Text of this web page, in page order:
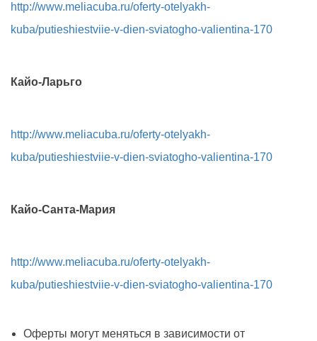
http://www.meliacuba.ru/oferty-otelyakh-
kuba/putieshiestviie-v-dien-sviatogho-valientina-170
Кайо-Ларьго
http://www.meliacuba.ru/oferty-otelyakh-
kuba/putieshiestviie-v-dien-sviatogho-valientina-170
Кайо-Санта-Мария
http://www.meliacuba.ru/oferty-otelyakh-
kuba/putieshiestviie-v-dien-sviatogho-valientina-170
Оферты могут меняться в зависимости от